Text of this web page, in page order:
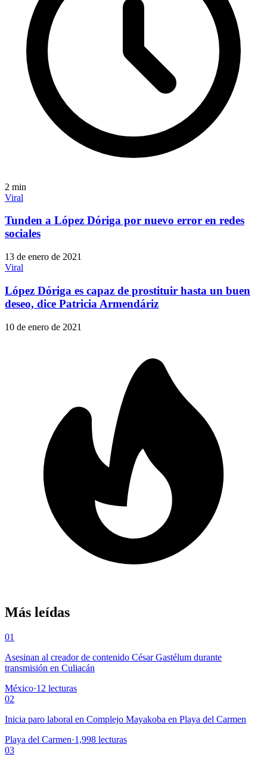
2 min
Viral
Tunden a López Dóriga por nuevo error en redes
sociales
13 de enero de 2021
Viral
López Dóriga es capaz de prostituir hasta un buen
deseo, dice Patricia Armendáriz
10 de enero de 2021
Más leídas
01
Asesinan al creador de contenido César Gastélum durante
transmisión en Culiacán
México·12 lecturas
02
Inicia paro laboral en Complejo Mayakoba en Playa del Carmen
Playa del Carmen·1,998 lecturas
03